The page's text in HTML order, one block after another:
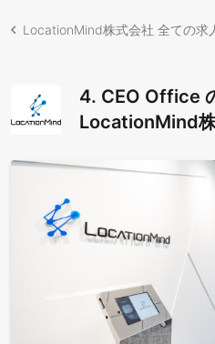
LocationMind株式会社 全ての求
4. CEO Office
LocationMind